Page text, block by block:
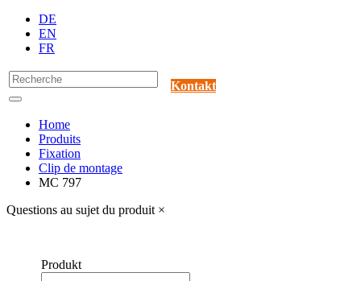
DE
EN
FR
Kontakt
Home
Produits
Fixation
Clip de montage
MC 797
Questions au sujet du produit ×
Produkt